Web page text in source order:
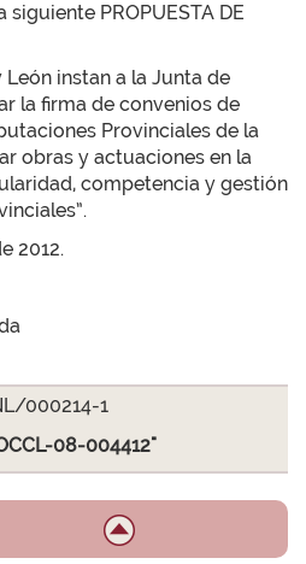
PROPUESTA DE
León instan a la Junta de
la firma de convenios de
Provinciales de la
obras y actuaciones en la
competencia y gestión
2012.
000214-1
08-004412"